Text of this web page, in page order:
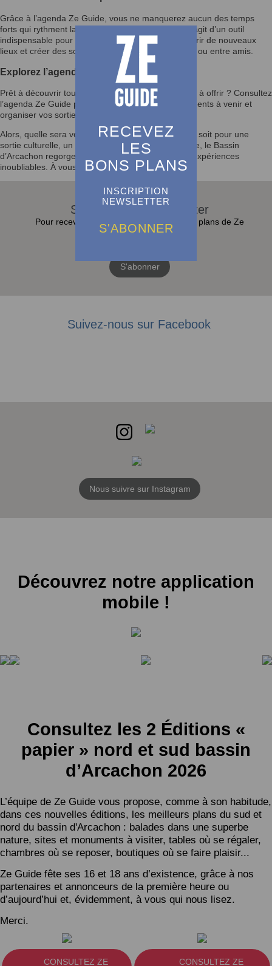
RECEVEZ
LES
BONS PLANS
INSCRIPTION
NEWSLETTER
S'ABONNER
Grâce à l’agenda Ze Guide, vous ne manquerez aucun des temps
forts qui rythment la vie du Bassin d’Arcachon. Il s’agit d’un outil
indispensable pour enrichir votre quotidien, découvrir de nouveaux
lieux et créer des souvenirs mémorables en famille ou entre amis.
Explorez l’agenda et laissez-vous inspirer
Prêt à découvrir tout ce que le Bassin d’Arcachon a à offrir ? Consultez
l’agenda Ze Guide pour rester informé des événements à venir et
organiser vos sorties selon vos envies.
Alors, quelle sera votre prochaine activité ? Que ce soit pour une
sortie culturelle, un festival ou un moment en famille, le Bassin
d’Arcachon regorge d’opportunités pour vivre des expériences
inoubliables. À vous de jouer !
S'abonner à la Newsletter
Pour recevoir toutes les actualités et bons plans de Ze
Guide dans sa boite e-mail :
S'abonner
Suivez-nous sur Facebook
Nous suivre sur Instagram
Découvrez notre application
mobile !
Consultez les 2 Éditions «
papier » nord et sud bassin
d’Arcachon 2026
L’équipe de Ze Guide vous propose, comme à son habitude,
dans ces nouvelles éditions, les meilleurs plans du sud et
nord du bassin d'Arcachon : balades dans une superbe
nature, sites et monuments à visiter, tables où se régaler,
chambres où se reposer, boutiques où se faire plaisir...
Ze Guide fête ses 16 et 18 ans d’existence, grâce à nos
partenaires et annonceurs de la première heure ou
d’aujourd’hui et, évidemment, à vous qui nous lisez.
Merci.
CONSULTEZ ZE
CONSULTEZ ZE